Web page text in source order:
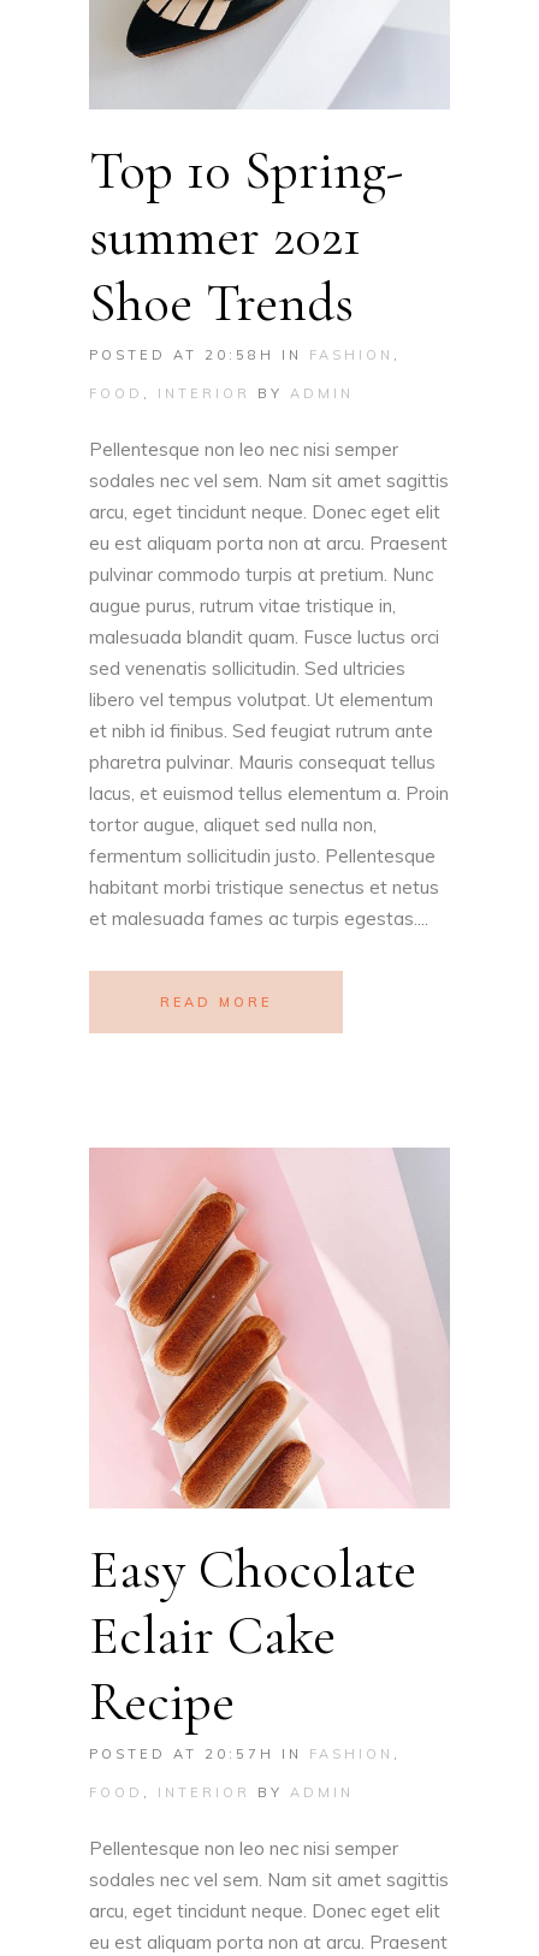
Top 10 Spring-
summer 2021
Shoe Trends
POSTED AT 20:58H IN FASHION ,
FOOD , INTERIOR BY ADMIN
Pellentesque non leo nec nisi semper
sodales nec vel sem. Nam sit amet sagittis
arcu, eget tincidunt neque. Donec eget elit
eu est aliquam porta non at arcu. Praesent
pulvinar commodo turpis at pretium. Nunc
augue purus, rutrum vitae tristique in,
malesuada blandit quam. Fusce luctus orci
sed venenatis sollicitudin. Sed ultricies
libero vel tempus volutpat. Ut elementum
et nibh id finibus. Sed feugiat rutrum ante
pharetra pulvinar. Mauris consequat tellus
lacus, et euismod tellus elementum a. Proin
tortor augue, aliquet sed nulla non,
fermentum sollicitudin justo. Pellentesque
habitant morbi tristique senectus et netus
et malesuada fames ac turpis egestas....
READ MORE
Easy Chocolate
Eclair Cake
Recipe
POSTED AT 20:57H IN FASHION ,
FOOD , INTERIOR BY ADMIN
Pellentesque non leo nec nisi semper
sodales nec vel sem. Nam sit amet sagittis
arcu, eget tincidunt neque. Donec eget elit
eu est aliquam porta non at arcu. Praesent